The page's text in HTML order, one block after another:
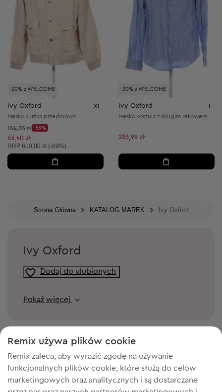
-20% z WELCOME
Ivy Oxford XL
Męska kurtka przejściowa
Cena początkowa:
154,35 zł
Discount Price:
-59%
Obniżona cena:
63,40 zł
Cena sugerowana:
RRP 610,00 zł (-89%)
-20% z WELCOME
Ivy Oxford L
Męska koszula z długim rękawem
223,99 zł
Strona Główna KATALOG MAREK Ivy Oxford
Ivy Oxford
Dodaj do ulubionych
Pokaż więcej
Remix używa plików cookie
Remix zaleca, aby wyrazić zgodę na używanie
funkcjonalnych plików cookie, które służą do celów
marketingowych oraz analitycznych i są dostarczane